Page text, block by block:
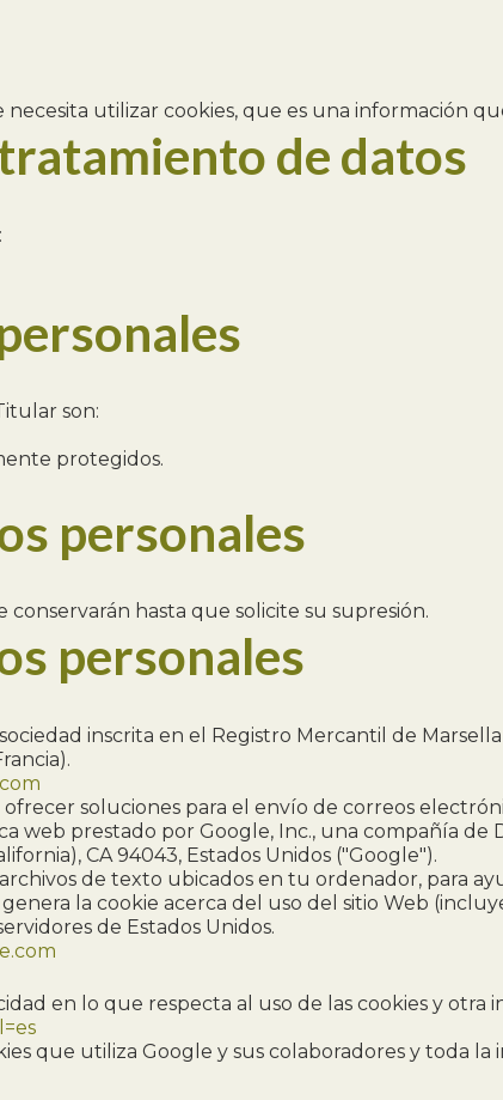
utilizar cookies, que es una información
de datos
son:
protegidos.
personales
hasta que solicite su supresión.
personales
inscrita en el Registro Mercantil de
soluciones para el envío de correos
web prestado por Google, Inc., una compañía de
CA 94043, Estados Unidos ("Google").
de texto ubicados en tu ordenador, para
la cookie acerca del uso del sitio Web
de Estados Unidos.
en lo que respecta al uso de las cookies y otra
que utiliza Google y sus colaboradores y toda